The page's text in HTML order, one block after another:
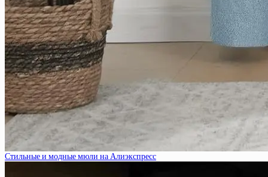
Стильные и модные мюли на Алиэкспресс